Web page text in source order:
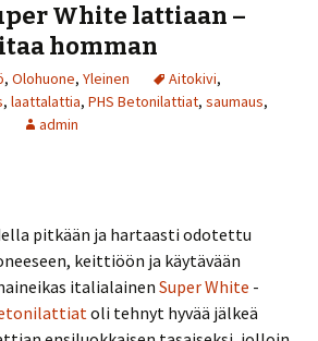
White lattiaan –
homman
, Olohuone, Yleinen Aitokivi,
, laattalattia, PHS Betonilattiat, saumaus,
admin
pitkään ja hartaasti odotettu
keittiöön ja käytävään
italialainenSuper White -
oli tehnyt hyvää jälkeä